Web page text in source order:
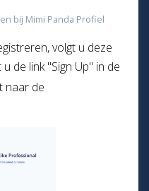
bij Mimi Panda Profiel
volgt u deze
de link "Sign Up" in de
naar de